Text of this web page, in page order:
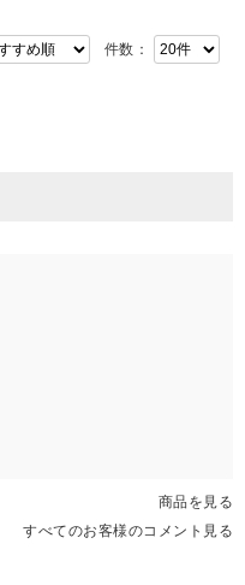
件数：
商品を見る
すべてのお客様のコメント見る